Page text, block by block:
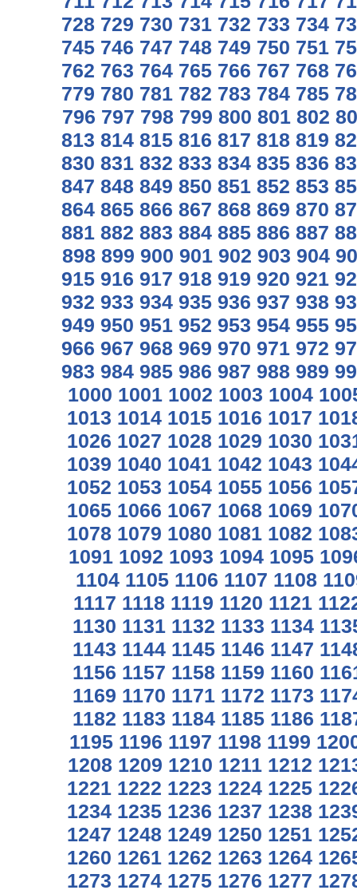
728 729 730 731 732 733 734
745 746 747 748 749 750 751
762 763 764 765 766 767 768
779 780 781 782 783 784 785
796 797 798 799 800 801 802
813 814 815 816 817 818 819
830 831 832 833 834 835 836
847 848 849 850 851 852 853
864 865 866 867 868 869 870
881 882 883 884 885 886 887
898 899 900 901 902 903 904
915 916 917 918 919 920 921
932 933 934 935 936 937 938
949 950 951 952 953 954 955
966 967 968 969 970 971 972
983 984 985 986 987 988 989
1000 1001 1002 1003 1004
1013 1014 1015 1016 1017
1026 1027 1028 1029 1030
1039 1040 1041 1042 1043
1052 1053 1054 1055 1056
1065 1066 1067 1068 1069
1078 1079 1080 1081 1082
1091 1092 1093 1094 1095
1104 1105 1106 1107 1108
1117 1118 1119 1120 1121
1130 1131 1132 1133 1134
1143 1144 1145 1146 1147
1156 1157 1158 1159 1160
1169 1170 1171 1172 1173
1182 1183 1184 1185 1186
1195 1196 1197 1198 1199
1208 1209 1210 1211 1212
1221 1222 1223 1224 1225
1234 1235 1236 1237 1238
1247 1248 1249 1250 1251
1260 1261 1262 1263 1264
1273 1274 1275 1276 1277